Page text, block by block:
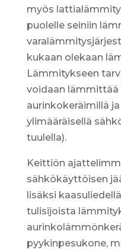
myös
puolelle seiniin
kukaan olekaan
Lämmitykseen
voidaan lämmittää
aurinkokeräimillä
ylimääräisellä
tuulella).
Keittiön
sähkökäyttöisen
lisäksi
tulisijoista
pyykinpesukone,